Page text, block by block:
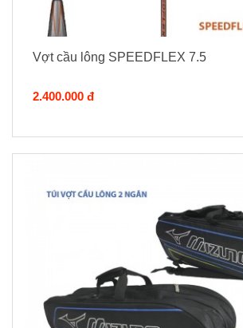
Vợt cầu lông SPEEDFLEX 7.5
2.400.000 đ